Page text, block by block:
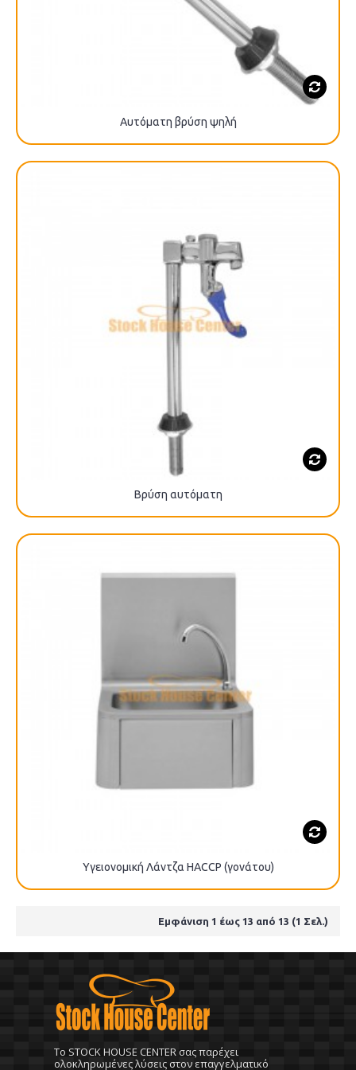
Αυτόματη βρύση ψηλή
Βρύση αυτόματη
Υγειονομική Λάντζα HACCP (γονάτου)
Εμφάνιση 1 έως 13 από 13 (1 Σελ.)
To STOCK HOUSE CENTER σας παρέχει
ολοκληρωμένες λύσεις στον επαγγελματικό